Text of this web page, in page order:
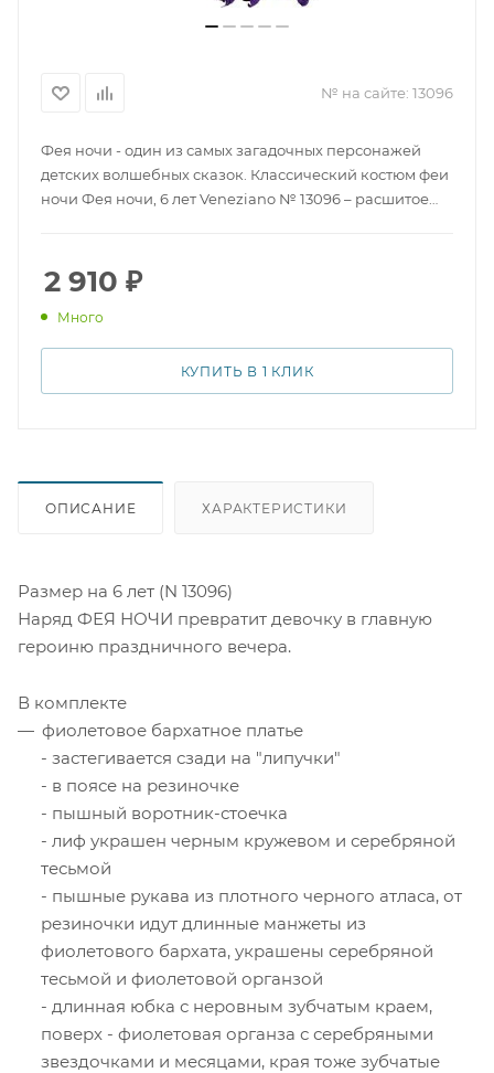
№ на сайте: 13096
Фея ночи - один из самых загадочных персонажей
детских волшебных сказок. Классический костюм феи
ночи Фея ночи, 6 лет Veneziano № 13096 – расшитое
привлечет внимание всех гостей праздника и
почувствует себя звездой. Наряд подойдет для
праздника, фотосессии или выступления на сцене с
танцевальным номером. Оригинальный костюм
обязательно понравится девочкам, которые любят все
таинственное и загадочное.
2 910 ₽
Много
КУПИТЬ В 1 КЛИК
ОПИСАНИЕ ХАРАКТЕРИСТИКИ
Размер на 6 лет (N 13096)
Наряд ФЕЯ НОЧИ превратит девочку в главную
героиню праздничного вечера.
В комплекте
фиолетовое бархатное платье
- застегивается сзади на "липучки"
- в поясе на резиночке
- пышный воротник-стоечка
- лиф украшен черным кружевом и серебряной
тесьмой
- пышные рукава из плотного черного атласа, от
резиночки идут длинные манжеты из
фиолетового бархата, украшены серебряной
тесьмой и фиолетовой органзой
- длинная юбка с неровным зубчатым краем,
поверх - фиолетовая органза с серебряными
звездочками и месяцами, края тоже зубчатые